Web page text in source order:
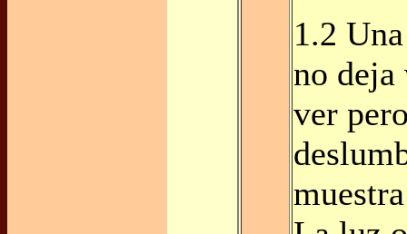
1.2
no deja
ver